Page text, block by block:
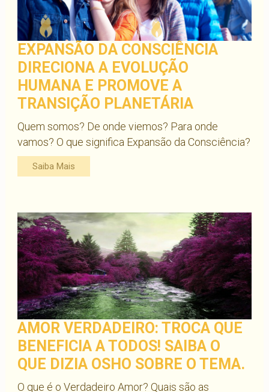
EXPANSÃO DA CONSCIÊNCIA
DIRECIONA A EVOLUÇÃO
HUMANA E PROMOVE A
TRANSIÇÃO PLANETÁRIA
Quem somos? De onde viemos? Para onde
vamos? O que significa Expansão da Consciência?
Saiba Mais
AMOR VERDADEIRO: TROCA QUE
BENEFICIA A TODOS! SAIBA O
QUE DIZIA OSHO SOBRE O TEMA.
O que é o Verdadeiro Amor? Quais são as